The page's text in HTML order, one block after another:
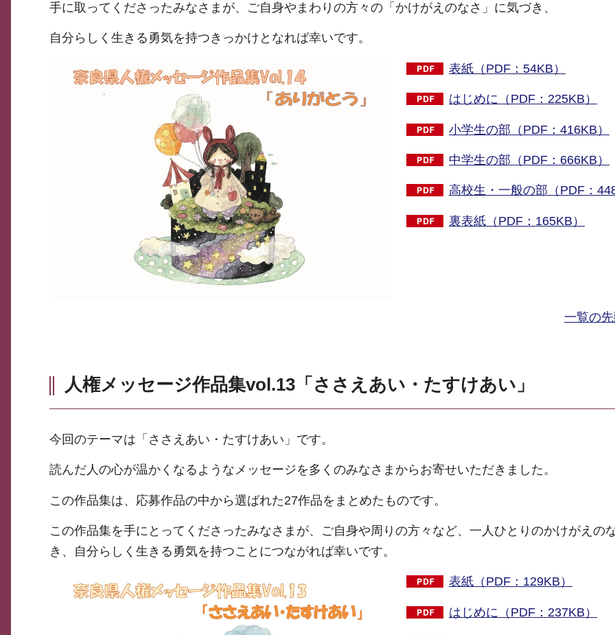
手に取ってくださったみなさまが、ご自身やまわりの方々の「かけがえのなさ」に気づき、
自分らしく生きる勇気を持つきっかけとなれば幸いです。
表紙（PDF：54KB）
はじめに（PDF：225KB）
小学生の部（PDF：416KB）
中学生の部（PDF：666KB）
高校生・一般の部（PDF：
裏表紙（PDF：165KB）
一覧の
人権メッセージ作品集vol.13「ささえあい・たすけあい」
今回のテーマは「ささえあい・たすけあい」です。
読んだ人の心が温かくなるようなメッセージを多くのみなさまからお寄せいただきました。
この作品集は、応募作品の中から選ばれた27作品をまとめたものです。
この作品集を手にとってくださったみなさまが、ご自身や周りの方々など、一人ひとりのかけがえの
き、自分らしく生きる勇気を持つことにつながれば幸いです。
表紙（PDF：129KB）
はじめに（PDF：237KB）